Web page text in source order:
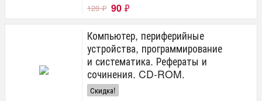
120₽ 90 ₽
Компьютер, периферийные
устройства, программирование
и систематика. Рефераты и
сочинения. CD-ROM.
Скидка!